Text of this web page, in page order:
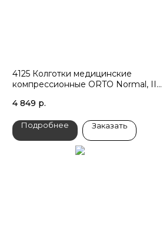
4125 Колготки медицинские
компрессионные ORTO Normal, II
4 849 р.
Подробнее Заказать